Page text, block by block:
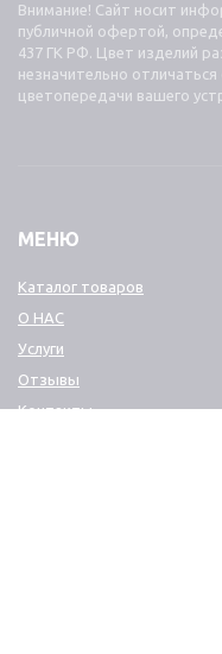
Внимание! Сайт носит
публичной офертой,
437 ГК РФ. Цвет изделий
незначительно
цветопередачи вашего
МЕНЮ
Каталог товаров
О НАС
Услуги
Отзывы
Контакты